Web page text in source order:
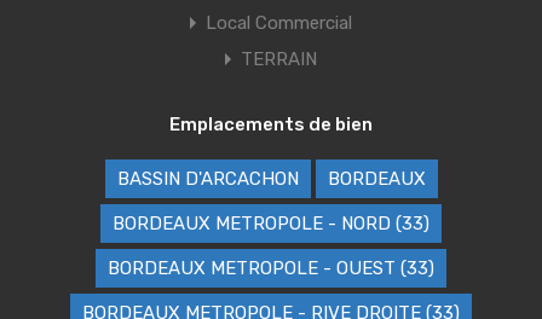
Local Commercial
TERRAIN
Emplacements de bien
BASSIN D'ARCACHON BORDEAUX
BORDEAUX METROPOLE - NORD (33)
BORDEAUX METROPOLE - OUEST (33)
BORDEAUX METROPOLE - RIVE DROITE (33)